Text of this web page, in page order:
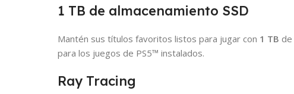
1 TB de almacenamiento SSD
Mantén sus títulos favoritos listos para jugar con 1 TB
para los juegos de PS5™ instalados.
Ray Tracing